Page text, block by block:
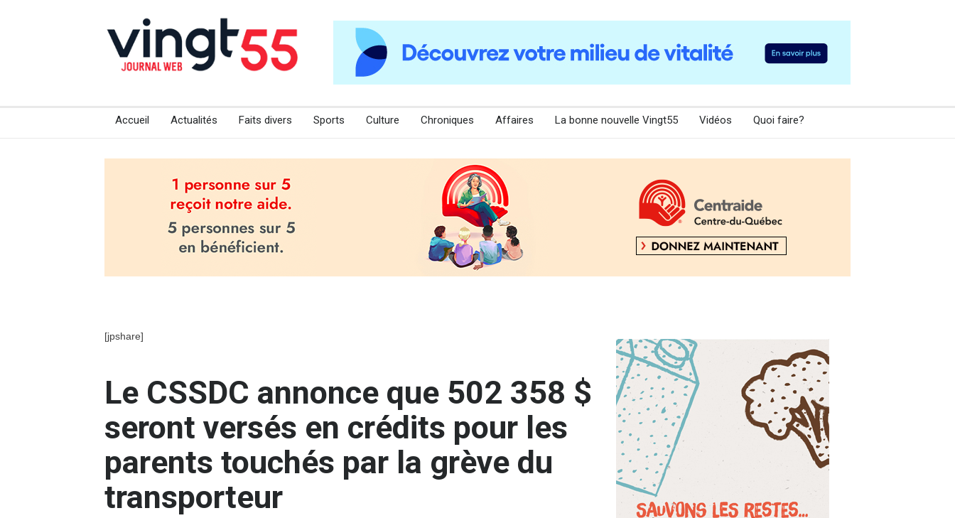
Accueil Actualités Faits divers Sports Culture Chroniques Affaires La bonne nouvelle Vingt55 Vidéos Quoi faire?
[jpshare]
Le CSSDC annonce que 502 358 $
seront versés en crédits pour les
parents touchés par la grève du
transporteur